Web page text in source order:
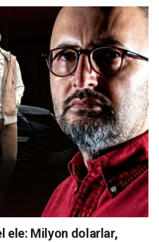
ele: Milyon dolarlar,